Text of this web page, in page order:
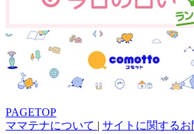
PAGETOP
ママテナについて | サイトに関する